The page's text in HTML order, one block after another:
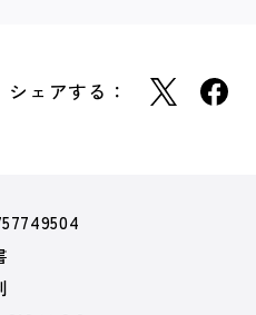
シェアする：